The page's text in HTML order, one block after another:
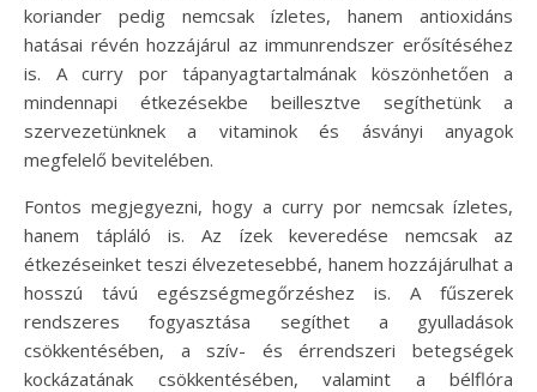
koriander pedig nemcsak ízletes, hanem antioxidáns
hatásai révén hozzájárul az immunrendszer erősítéséhez
is. A curry por tápanyagtartalmának köszönhetően a
mindennapi étkezésekbe beillesztve segíthetünk a
szervezetünknek a vitaminok és ásványi anyagok
megfelelő bevitelében.
Fontos megjegyezni, hogy a curry por nemcsak ízletes,
hanem tápláló is. Az ízek keveredése nemcsak az
étkezéseinket teszi élvezetesebbé, hanem hozzájárulhat a
hosszú távú egészségmegőrzéshez is. A fűszerek
rendszeres fogyasztása segíthet a gyulladások
csökkentésében, a szív- és érrendszeri betegségek
kockázatának csökkentésében, valamint a bélflóra